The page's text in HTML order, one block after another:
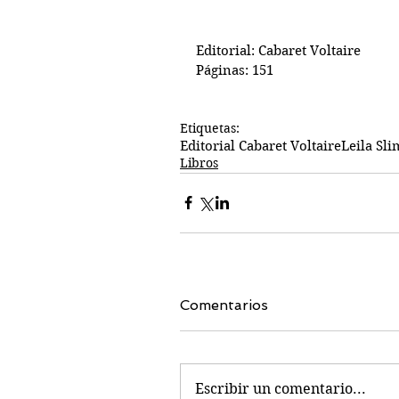
Editorial: Cabaret Voltaire
Páginas: 151
Etiquetas:
Editorial Cabaret VoltaireLeila
Libros
Comentarios
Escribir un comentario...